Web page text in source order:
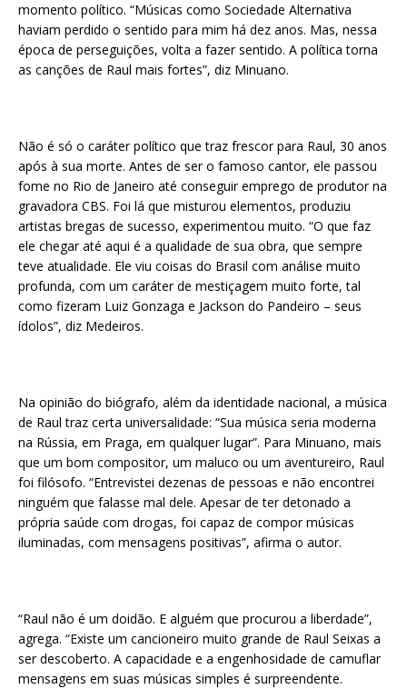
momento político. “Músicas como Sociedade Alternativa
haviam perdido o sentido para mim há dez anos. Mas, nessa
época de perseguições, volta a fazer sentido. A política torna
as canções de Raul mais fortes”, diz Minuano.
Não é só o caráter político que traz frescor para Raul, 30 anos
após à sua morte. Antes de ser o famoso cantor, ele passou
fome no Rio de Janeiro até conseguir emprego de produtor na
gravadora CBS. Foi lá que misturou elementos, produziu
artistas bregas de sucesso, experimentou muito. “O que faz
ele chegar até aqui é a qualidade de sua obra, que sempre
teve atualidade. Ele viu coisas do Brasil com análise muito
profunda, com um caráter de mestiçagem muito forte, tal
como fizeram Luiz Gonzaga e Jackson do Pandeiro – seus
ídolos”, diz Medeiros.
Na opinião do biógrafo, além da identidade nacional, a música
de Raul traz certa universalidade: “Sua música seria moderna
na Rússia, em Praga, em qualquer lugar”. Para Minuano, mais
que um bom compositor, um maluco ou um aventureiro, Raul
foi filósofo. “Entrevistei dezenas de pessoas e não encontrei
ninguém que falasse mal dele. Apesar de ter detonado a
própria saúde com drogas, foi capaz de compor músicas
iluminadas, com mensagens positivas”, afirma o autor.
“Raul não é um doidão. E alguém que procurou a liberdade”,
agrega. “Existe um cancioneiro muito grande de Raul Seixas a
ser descoberto. A capacidade e a engenhosidade de camuflar
mensagens em suas músicas simples é surpreendente.